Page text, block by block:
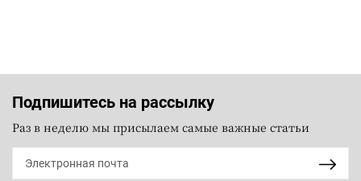
Подпишитесь на рассылку
Раз в неделю мы присылаем самые важные статьи